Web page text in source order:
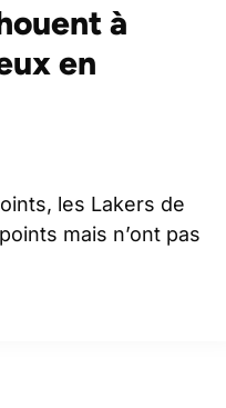
à
en
les Lakers de
mais n’ont pas